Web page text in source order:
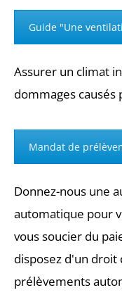
Guide "Une
Assurer un climat
dommages causés
Mandat de
Donnez-nous une
automatique pour
vous soucier du
disposez d'un
prélèvements